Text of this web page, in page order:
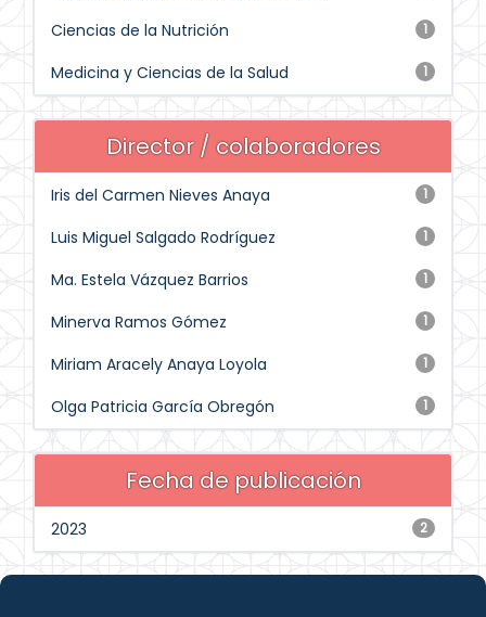
1
Ciencias de la Nutrición
1
Medicina y Ciencias de la Salud
Director / colaboradores
1
Iris del Carmen Nieves Anaya
1
Luis Miguel Salgado Rodríguez
1
Ma. Estela Vázquez Barrios
1
Minerva Ramos Gómez
1
Miriam Aracely Anaya Loyola
1
Olga Patricia García Obregón
Fecha de publicación
2
2023